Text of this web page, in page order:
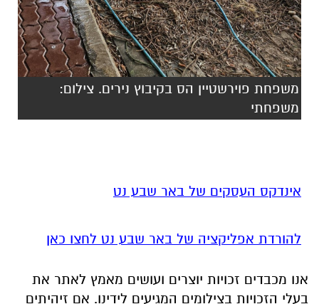
משפחת פוירשטיין הס בקיבוץ נירים. צילום:
משפחתי
אינדקס העסקים של באר שבע נט
להורדת אפליקציה של באר שבע נט לחצו כאן
אנו מכבדים זכויות יוצרים ועושים מאמץ לאתר את
בעלי הזכויות בצילומים המגיעים לידינו. אם זיהיתים